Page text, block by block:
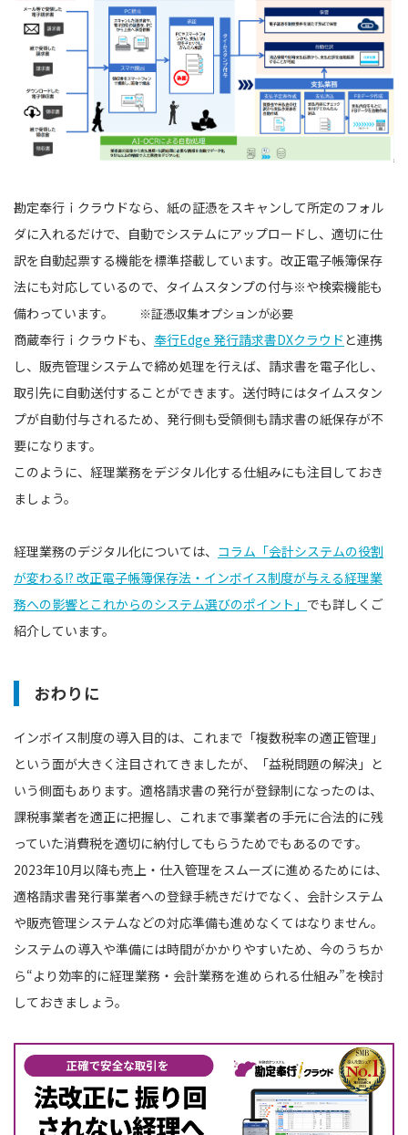
勘定奉行ｉクラウドなら、紙の証憑をスキャンして所定のフォル
ダに入れるだけで、自動でシステムにアップロードし、適切に仕
訳を自動起票する機能を標準搭載しています。改正電子帳簿保存
法にも対応しているので、タイムスタンプの付与※や検索機能も
備わっています。
※証憑収集オプションが必要
商蔵奉行ｉクラウドも、 奉行Edge 発行請求書DXクラウドと連携
し、販売管理システムで締め処理を行えば、請求書を電子化し、
取引先に自動送付することができます。送付時にはタイムスタン
プが自動付与されるため、発行側も受領側も請求書の紙保存が不
要になります。
このように、経理業務をデジタル化する仕組みにも注目しておき
ましょう。
経理業務のデジタル化については、 コラム「会計システムの役割
が変わる!? 改正電子帳簿保存法・インボイス制度が与える経理業
務への影響とこれからのシステム選びのポイント」 でも詳しくご
紹介しています。
おわりに
インボイス制度の導入目的は、これまで「複数税率の適正管理」
という面が大きく注目されてきましたが、「益税問題の解決」と
いう側面もあります。適格請求書の発行が登録制になったのは、
課税事業者を適正に把握し、これまで事業者の手元に合法的に残
っていた消費税を適切に納付してもらうためでもあるのです。
2023年10月以降も売上・仕入管理をスムーズに進めるためには、
適格請求書発行事業者への登録手続きだけでなく、会計システム
や販売管理システムなどの対応準備も進めなくてはなりません。
システムの導入や準備には時間がかかりやすいため、今のうちか
ら“より効率的に経理業務・会計業務を進められる仕組み”を検討
しておきましょう。